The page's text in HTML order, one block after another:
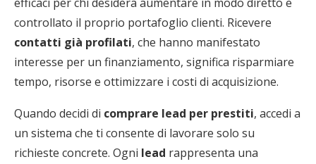
controllato il proprio portafoglio clienti. Ricevere
contatti già profilati, che hanno manifestato
interesse per un finanziamento, significa risparmiare
tempo, risorse e ottimizzare i costi di acquisizione.
Quando decidi di comprare lead per prestiti, accedi a
un sistema che ti consente di lavorare solo su
richieste concrete. Ogni lead rappresenta una